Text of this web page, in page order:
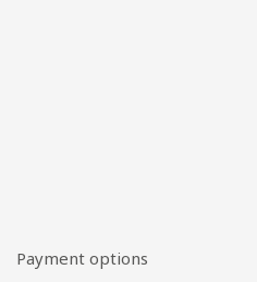
Payment options